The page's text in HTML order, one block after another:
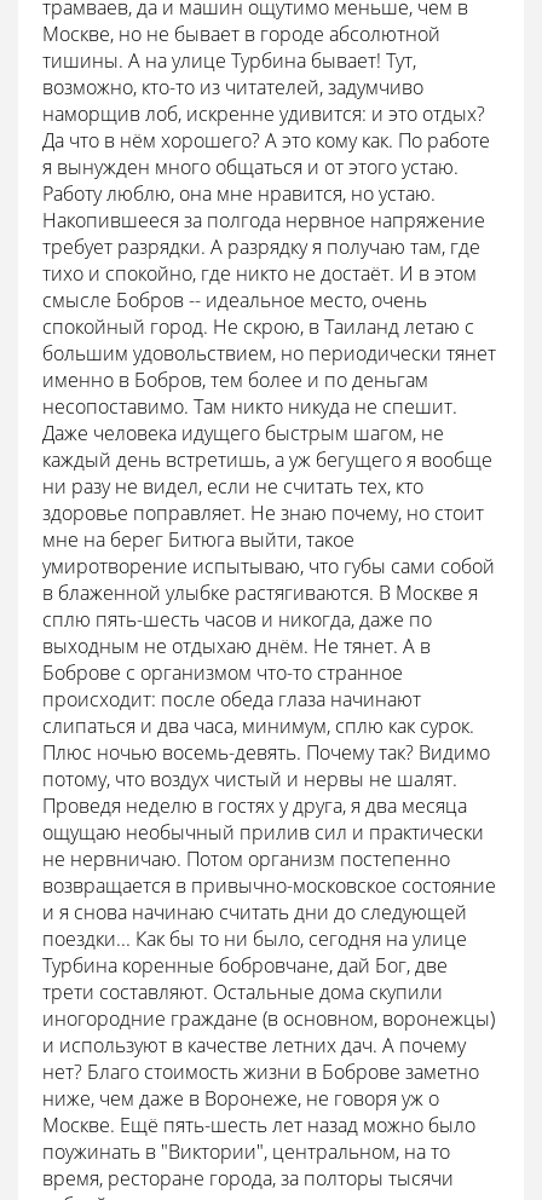
трамваев, да и машин ощутимо меньше, чем в
Москве, но не бывает в городе абсолютной
тишины. А на улице Турбина бывает! Тут,
возможно, кто-то из читателей, задумчиво
наморщив лоб, искренне удивится: и это отдых?
Да что в нём хорошего? А это кому как. По работе
я вынужден много общаться и от этого устаю.
Работу люблю, она мне нравится, но устаю.
Накопившееся за полгода нервное напряжение
требует разрядки. А разрядку я получаю там, где
тихо и спокойно, где никто не достаёт. И в этом
смысле Бобров -- идеальное место, очень
спокойный город. Не скрою, в Таиланд летаю с
большим удовольствием, но периодически тянет
именно в Бобров, тем более и по деньгам
несопоставимо. Там никто никуда не спешит.
Даже человека идущего быстрым шагом, не
каждый день встретишь, а уж бегущего я вообще
ни разу не видел, если не считать тех, кто
здоровье поправляет. Не знаю почему, но стоит
мне на берег Битюга выйти, такое
умиротворение испытываю, что губы сами собой
в блаженной улыбке растягиваются. В Москве я
сплю пять-шесть часов и никогда, даже по
выходным не отдыхаю днём. Не тянет. А в
Боброве с организмом что-то странное
происходит: после обеда глаза начинают
слипаться и два часа, минимум, сплю как сурок.
Плюс ночью восемь-девять. Почему так? Видимо
потому, что воздух чистый и нервы не шалят.
Проведя неделю в гостях у друга, я два месяца
ощущаю необычный прилив сил и практически
не нервничаю. Потом организм постепенно
возвращается в привычно-московское состояние
и я снова начинаю считать дни до следующей
поездки... Как бы то ни было, сегодня на улице
Турбина коренные бобровчане, дай Бог, две
трети составляют. Остальные дома скупили
иногородние граждане (в основном, воронежцы)
и используют в качестве летних дач. А почему
нет? Благо стоимость жизни в Боброве заметно
ниже, чем даже в Воронеже, не говоря уж о
Москве. Ещё пять-шесть лет назад можно было
поужинать в "Виктории", центральном, на то
время, ресторане города, за полторы тысячи